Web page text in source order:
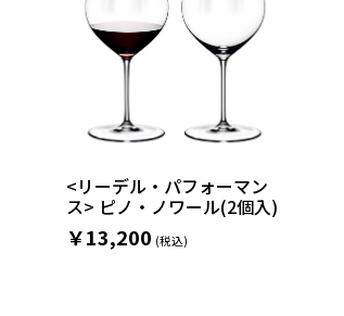
<リーデル・パフォーマン
ス> ピノ・ノワール(2個入)
￥13,200